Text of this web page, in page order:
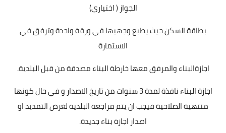
الجواز ( اختياري)
بطاقة السكن حيث يطبع وجهيها في ورقة واحدة وترفق في
الاستمارة
اجازةالبناء والمرفق معها خارطة البناء مصدقة من قبل البلدية.
اجازة البناء نافذة لمدة 3 سنوات من تاريخ الاصدار و في حال كونها
منتهية الصلاحية فيجب ان يتم مراجعة البلدية لغرض التمديد او
اصدار اجازة بناء جديدة.